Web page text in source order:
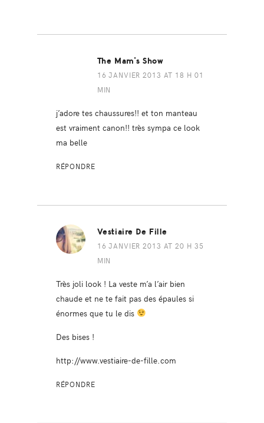
The Mam's Show
16 JANVIER 2013 AT 18 H 01
MIN
j’adore tes chaussures!! et ton manteau
est vraiment canon!! très sympa ce look
ma belle
RÉPONDRE
Vestiaire De Fille
16 JANVIER 2013 AT 20 H 35
MIN
Très joli look ! La veste m’a l’air bien
chaude et ne te fait pas des épaules si
énormes que tu le dis
Des bises !
http://www.vestiaire-de-fille.com
RÉPONDRE